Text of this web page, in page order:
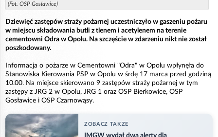
(Fot. OSP Gosławice)
Dziewięć zastępów straży pożarnej uczestniczyło w gaszeniu pożaru
w miejscu składowania butli z tlenem i acetylenem na terenie
cementowni Odra w Opolu. Na szczęście w zdarzeniu nikt nie został
poszkodowany.
Informacja o pożarze w Cementowni "Odra" w Opolu wpłynęła do
Stanowiska Kierowania PSP w Opolu w śrdę 17 marca przed godziną
10.00. Na miejsce skierowano 9 zastępów straży pożarnej w tym
zastępy z JRG 2 w Opolu, JRG 1 oraz OSP Bierkowice, OSP
Gosławice i OSP Czarnowąsy.
ZOBACZ TAKZE
IMGW wydał dwa alerty dla